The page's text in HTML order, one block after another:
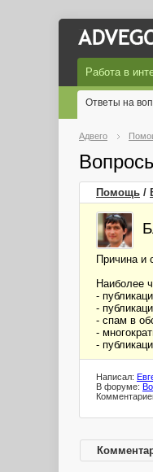
Работа в
Ответы на
Адвего
Помощь /
Причина и
Наиболее
-
-
- спам в
-
-
Написал:
В форуме: